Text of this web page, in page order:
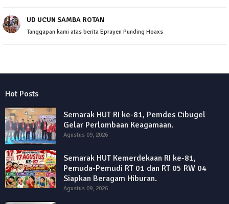
UD UCUN SAMBA ROTAN
Tanggapan kami atas berita Eprayen Punding Hoaxs
Hot Posts
Semarak HUT RI ke-81, Pemdes Cibugel
Gelar Perlombaan Keagamaan.
Agustus 09, 2026
Semarak HUT Kemerdekaan RI ke-81,
Pemuda-Pemudi RT 01 dan RT 05 RW 04
Siapkan Beragam Hiburan.
Agustus 09, 2026